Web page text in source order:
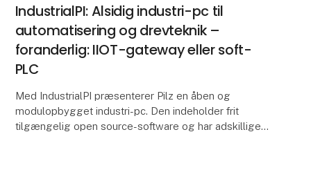
IndustrialPI: Alsidig industri-pc til
automatisering og drevteknik –
foranderlig: IIOT-gateway eller soft-
PLC
Med IndustrialPI præsenterer Pilz en åben og
modulopbygget industri-pc. Den indeholder frit
tilgængelig open source-software og har adskillige